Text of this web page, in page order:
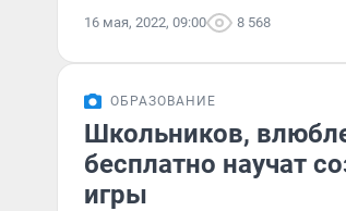
16 мая, 2022, 09:00 8 568
ОБРАЗОВАНИЕ
Школьников,
бесплатно научат
игры